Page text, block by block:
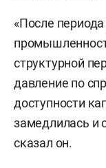
«После
структурной
давление по
доступности
замедлилась и
сказал он.